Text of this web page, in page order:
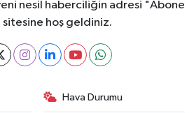
nesil haberciliğin adresi "Abone
hoş geldiniz.
Hava Durumu